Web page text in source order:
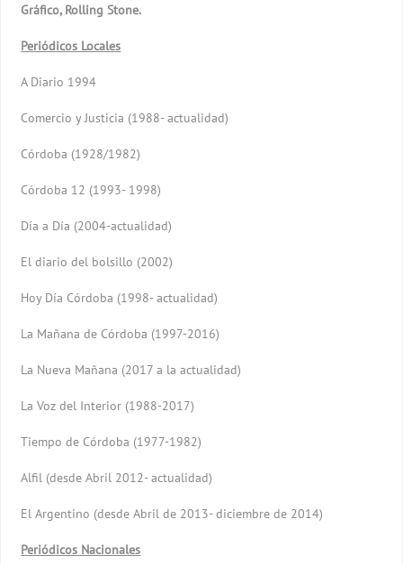
Gráfico, Rolling Stone.
Periódicos Locales
A Diario 1994
Comercio y Justicia (1988- actualidad)
Córdoba (1928/1982)
Córdoba 12 (1993- 1998)
Día a Día (2004-actualidad)
El diario del bolsillo (2002)
Hoy Día Córdoba (1998- actualidad)
La Mañana de Córdoba (1997-2016)
La Nueva Mañana (2017 a la actualidad)
La Voz del Interior (1988-2017)
Tiempo de Córdoba (1977-1982)
Alfil (desde Abril 2012- actualidad)
El Argentino (desde Abril de 2013- diciembre de 2014)
Periódicos Nacionales